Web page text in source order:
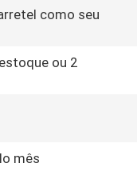
como seu
ou 2
mês